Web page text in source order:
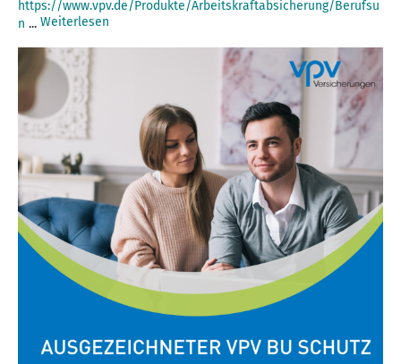
https://www.vpv.de/Produkte/Arbeitskraftabsicherung/Berufsu
n ... Weiterlesen